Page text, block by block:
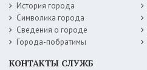
История города
Символика города
Сведения о городе
Города-побратимы
КОНТАКТЫ СЛУЖБ